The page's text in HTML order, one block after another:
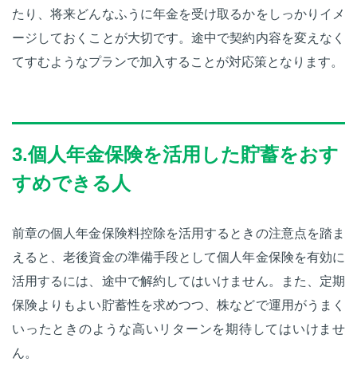
たり、将来どんなふうに年金を受け取るかをしっかりイメ
ージしておくことが大切です。途中で契約内容を変えなく
てすむようなプランで加入することが対応策となります。
3.個人年金保険を活用した貯蓄をおす
すめできる人
前章の個人年金保険料控除を活用するときの注意点を踏ま
えると、老後資金の準備手段として個人年金保険を有効に
活用するには、途中で解約してはいけません。また、定期
保険よりもよい貯蓄性を求めつつ、株などで運用がうまく
いったときのような高いリターンを期待してはいけませ
ん。